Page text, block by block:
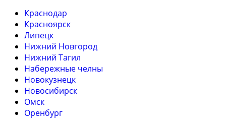
Краснодар
Красноярск
Липецк
Нижний Новгород
Нижний Тагил
Набережные челны
Новокузнецк
Новосибирск
Омск
Оренбург